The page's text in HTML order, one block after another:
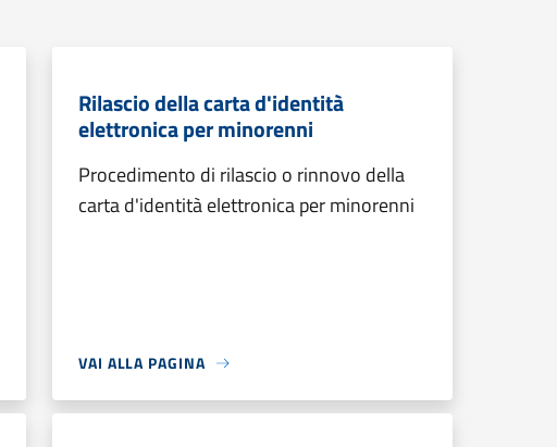
Rilascio della carta d'identità
elettronica per minorenni
Procedimento di rilascio o rinnovo della
carta d'identità elettronica per minorenni
VAI ALLA PAGINA